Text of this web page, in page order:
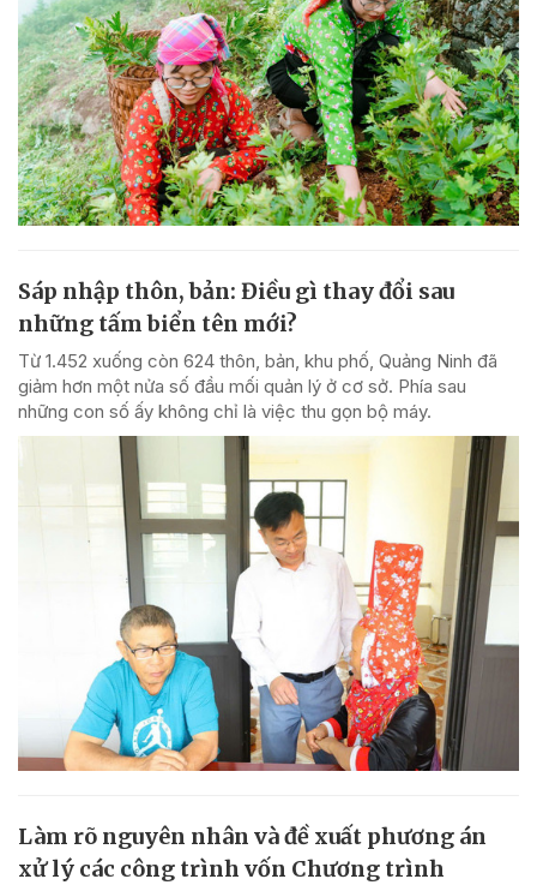
Sáp nhập thôn, bản: Điều gì thay đổi sau
những tấm biển tên mới?
Từ 1.452 xuống còn 624 thôn, bản, khu phố, Quảng Ninh đã
giảm hơn một nửa số đầu mối quản lý ở cơ sở. Phía sau
những con số ấy không chỉ là việc thu gọn bộ máy.
Làm rõ nguyên nhân và đề xuất phương án
xử lý các công trình vốn Chương trình